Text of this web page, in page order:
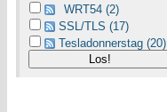
WRT54 (2)
SSL/TLS (17)
Tesladonnerstag (20)